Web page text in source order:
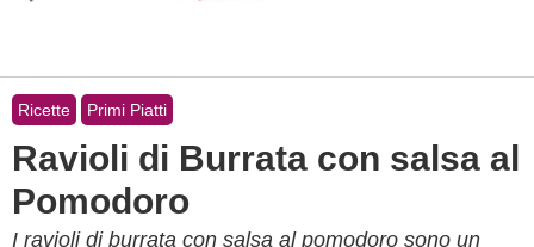
Ricette Primi Piatti
Ravioli di Burrata con salsa al
Pomodoro
I ravioli di burrata con salsa al pomodoro sono un